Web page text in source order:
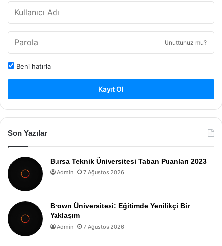
Unuttunuz mu?
Beni hatırla
Kayıt Ol
Son Yazılar
Bursa Teknik Üniversitesi Taban Puanları 2023
Admin 7 Ağustos 2026
Brown Üniversitesi: Eğitimde Yenilikçi Bir
Yaklaşım
Admin 7 Ağustos 2026